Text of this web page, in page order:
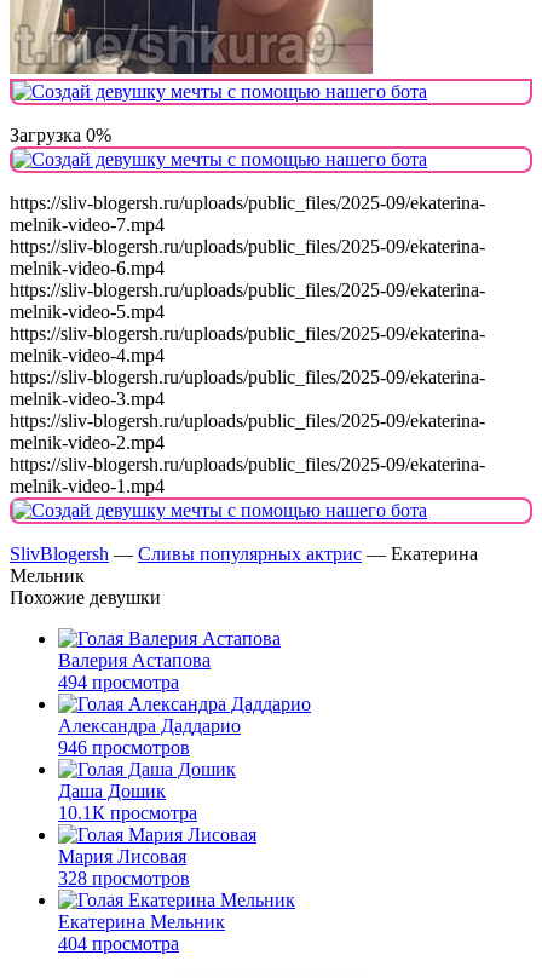
Загрузка 0%
https://sliv-blogersh.ru/uploads/public_files/2025-09/ekaterina-
melnik-video-7.mp4
https://sliv-blogersh.ru/uploads/public_files/2025-09/ekaterina-
melnik-video-6.mp4
https://sliv-blogersh.ru/uploads/public_files/2025-09/ekaterina-
melnik-video-5.mp4
https://sliv-blogersh.ru/uploads/public_files/2025-09/ekaterina-
melnik-video-4.mp4
https://sliv-blogersh.ru/uploads/public_files/2025-09/ekaterina-
melnik-video-3.mp4
https://sliv-blogersh.ru/uploads/public_files/2025-09/ekaterina-
melnik-video-2.mp4
https://sliv-blogersh.ru/uploads/public_files/2025-09/ekaterina-
melnik-video-1.mp4
SlivBlogersh — Сливы популярных актрис — Екатерина
Мельник
Похожие девушки
Валерия Астапова
494 просмотра
Александра Даддарио
946 просмотров
Даша Дошик
10.1К просмотра
Мария Лисовая
328 просмотров
Екатерина Мельник
404 просмотра